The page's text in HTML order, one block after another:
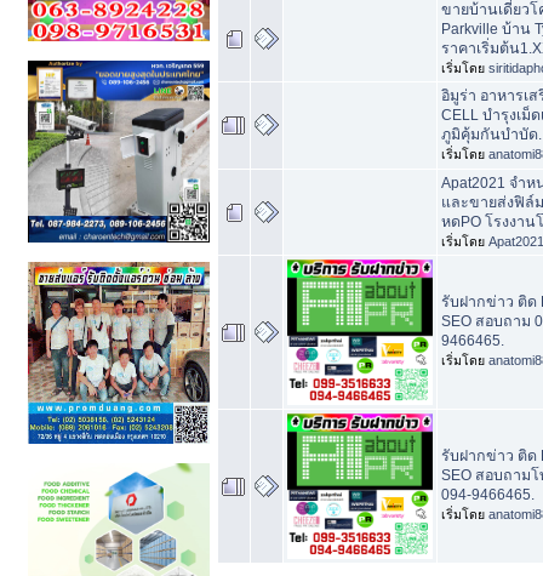
ขายบ้านเดี่ยวโ
Parkville บ้าน
ราคาเริ่มต้น
เริ่มโดย
อิมูร่า อาหารเ
CELL บำรุงเม็
ภูมิคุ้มกันบำบัด.
เริ่มโดย
Apat2021 จำ
และขายส่งฟิล์
หดPO โรงงาน
เริ่มโดย Apat2021
รับฝากข่าว ติด
SEO สอบถาม
9466465.
เริ่มโดย
รับฝากข่าว ติด
SEO สอบถามโ
094-9466465.
เริ่มโดย